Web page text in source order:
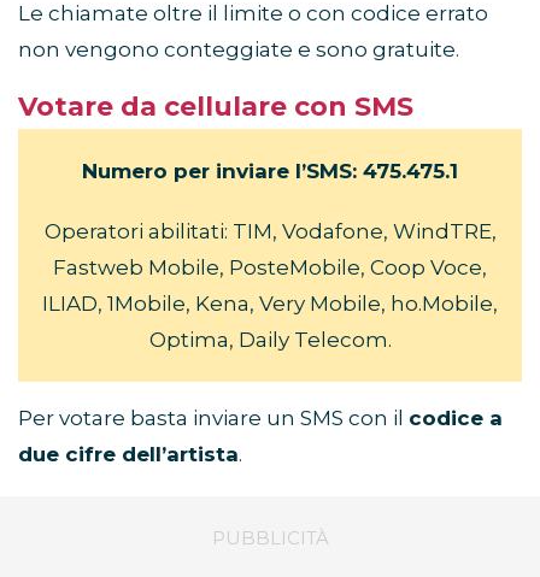
Le chiamate oltre il limite o con codice errato
non vengono conteggiate e sono gratuite.
Votare da cellulare con SMS
Numero per inviare l’SMS: 475.475.1
Operatori abilitati: TIM, Vodafone, WindTRE,
Fastweb Mobile, PosteMobile, Coop Voce,
ILIAD, 1Mobile, Kena, Very Mobile, ho.Mobile,
Optima, Daily Telecom.
Per votare basta inviare un SMS con il codice a
due cifre dell’artista.